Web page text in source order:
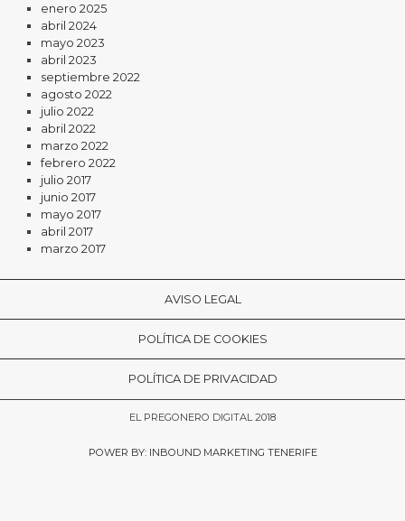
enero 2025
abril 2024
mayo 2023
abril 2023
septiembre 2022
agosto 2022
julio 2022
abril 2022
marzo 2022
febrero 2022
julio 2017
junio 2017
mayo 2017
abril 2017
marzo 2017
AVISO LEGAL
POLÍTICA DE COOKIES
POLÍTICA DE PRIVACIDAD
EL PREGONERO DIGITAL 2018
POWER BY: INBOUND MARKETING TENERIFE